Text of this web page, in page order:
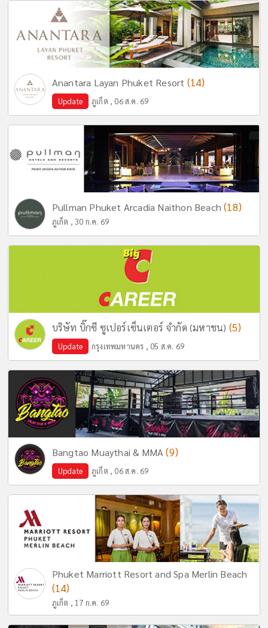
Anantara Layan Phuket Resort (14)
Update ภูเก็ต , 06 ส.ค. 69
Pullman Phuket Arcadia Naithon Beach(18)
ภูเก็ต , 30 ก.ค. 69
บริษัท บิ๊กซี ซูเปอร์เซ็นเตอร์ จำกัด (มหาชน) (5)
Update กรุงเทพมหานคร , 05 ส.ค. 69
Bangtao Muaythai & MMA(9)
Update ภูเก็ต , 06 ส.ค. 69
Phuket Marriott Resort and Spa Merlin Beach
(14)
ภูเก็ต , 17 ก.ค. 69